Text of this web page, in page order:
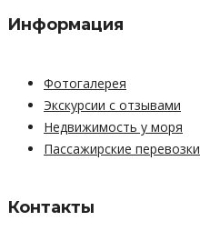
Информация
Фотогалерея
Экскурсии с отзывами
Недвижимость у моря
Пассажирские перевозки
Контакты